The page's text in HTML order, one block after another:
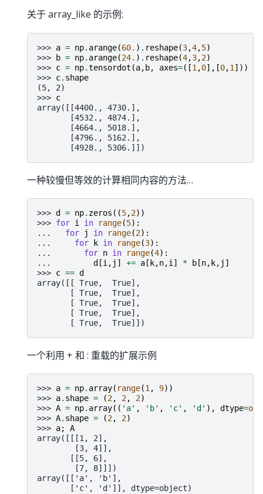
关于 array_like 的示例:
>>> a = np. arange(60. ) . reshape(3,4,5)
>>> b = np. arange(24. ) . reshape(4,3,2)
>>> c = np.tensordot (a,b, axes=([1 ,0],[0,1 ]))
>>> c. shape
(5, 2)
>>> c
array([[4400., 4730.],
       [4532., 4874.],
       [4664., 5018.],
       [4796., 5162.],
       [4928., 5306.]])
一种较慢但等效的计算相同内容的方法…
>>> d = np. zeros ((5,2))
>>> for i in range(5):
...
for j in range(2):
...
for k in range(3):
...
for n in range(4):
...
d [i , j ] += a [ k,n,i ] * b [n, k, j ]
>>> c == d
array([[ True,  True],
       [ True,  True],
       [ True,  True],
       [ True,  True],
       [ True,  True]])
一个利用 + 和 : 重载的扩展示例
>>> a = np. array( range(1, 9))
>>> a. shape = (2, 2, 2)
>>> A = np. array(( 'a' , 'b' , 'c' , 'd' ), dtype=
>>> A. shape = (2, 2)
>>> a;
A
array([[[1, 2],
        [3, 4]],
       [[5, 6],
        [7, 8]]])
array([['a', 'b'],
       ['c', 'd']], dtype=object)